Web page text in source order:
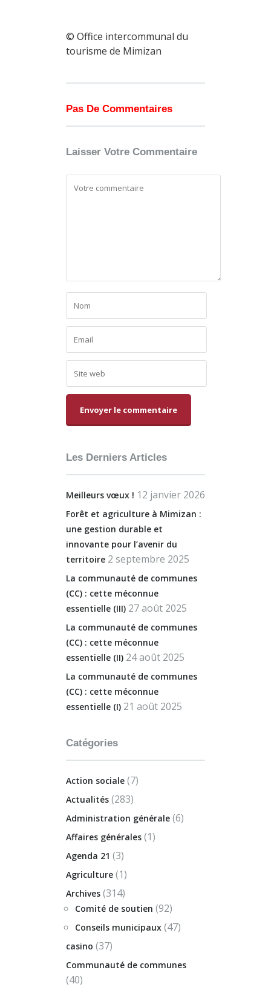
© Office intercommunal du
tourisme de Mimizan
Pas De Commentaires
Laisser Votre Commentaire
Les Derniers Articles
Meilleurs vœux ! 12 janvier 2026
Forêt et agriculture à Mimizan :
une gestion durable et
innovante pour l’avenir du
territoire 2 septembre 2025
La communauté de communes
(CC) : cette méconnue
essentielle (III) 27 août 2025
La communauté de communes
(CC) : cette méconnue
essentielle (II) 24 août 2025
La communauté de communes
(CC) : cette méconnue
essentielle (I) 21 août 2025
Catégories
Action sociale (7)
Actualités (283)
Administration générale (6)
Affaires générales (1)
Agenda 21 (3)
Agriculture (1)
Archives (314)
Comité de soutien (92)
Conseils municipaux (47)
casino (37)
Communauté de communes
(40)